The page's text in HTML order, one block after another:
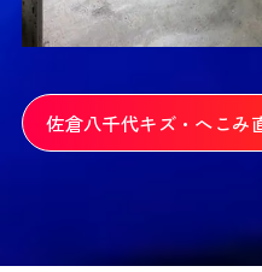
佐倉八千代キズ・へこみ